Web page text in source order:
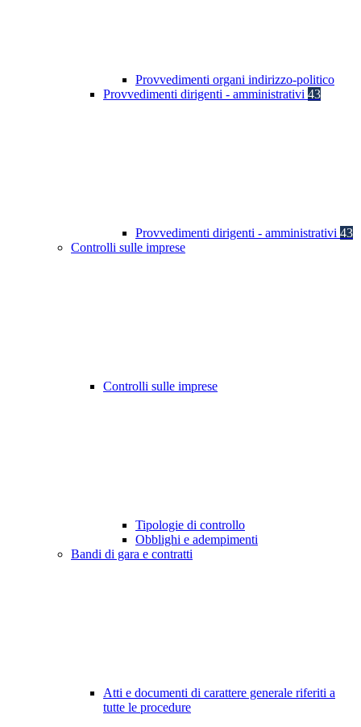
Provvedimenti organi indirizzo-politico
Provvedimenti dirigenti - amministrativi 43
Provvedimenti dirigenti - amministrativi 43
Controlli sulle imprese
Controlli sulle imprese
Tipologie di controllo
Obblighi e adempimenti
Bandi di gara e contratti
Atti e documenti di carattere generale riferiti a
tutte le procedure